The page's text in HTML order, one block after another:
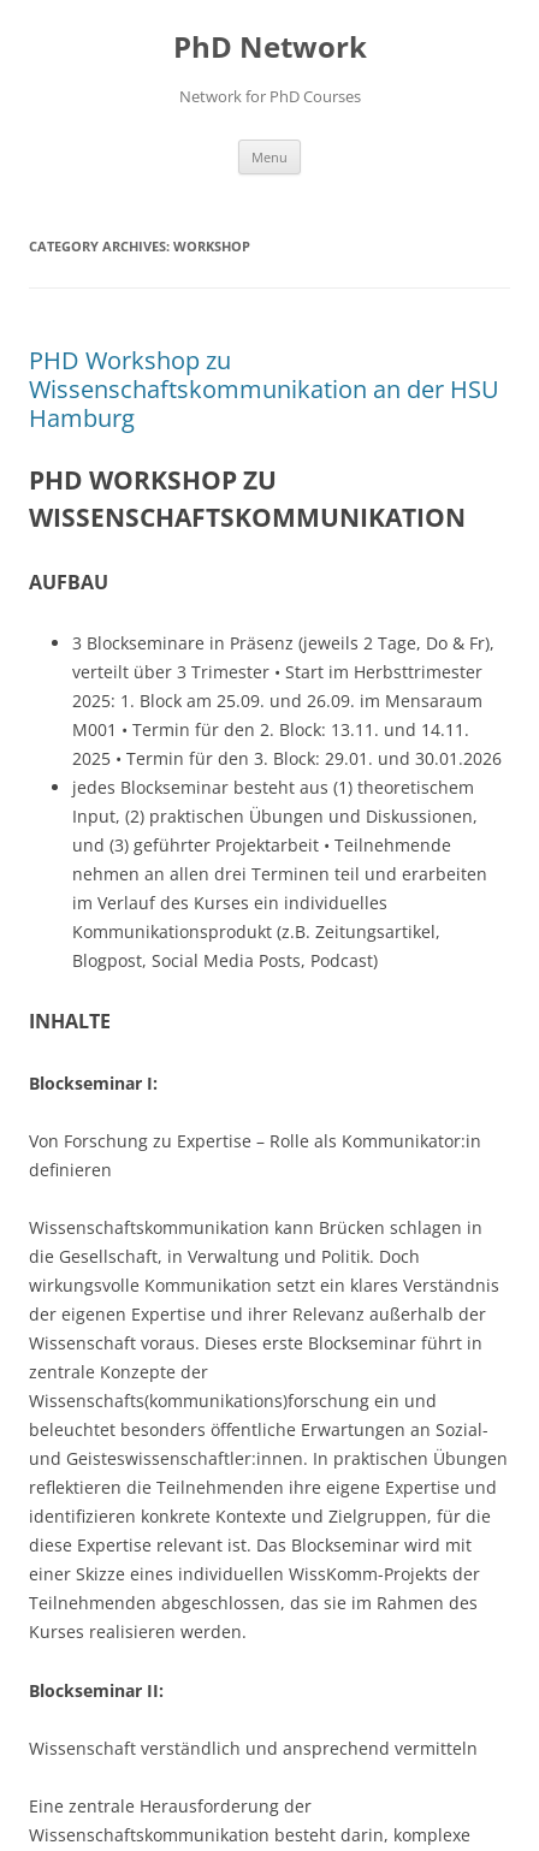
PhD Network
Network for PhD Courses
Menu
CATEGORY ARCHIVES: WORKSHOP
PHD Workshop zu
Wissenschaftskommunikation an der HSU
Hamburg
PHD WORKSHOP ZU
WISSENSCHAFTSKOMMUNIKATION
AUFBAU
3 Blockseminare in Präsenz (jeweils 2 Tage, Do & Fr),
verteilt über 3 Trimester • Start im Herbsttrimester
2025: 1. Block am 25.09. und 26.09. im Mensaraum
M001 • Termin für den 2. Block: 13.11. und 14.11.
2025 • Termin für den 3. Block: 29.01. und 30.01.2026
jedes Blockseminar besteht aus (1) theoretischem
Input, (2) praktischen Übungen und Diskussionen,
und (3) geführter Projektarbeit • Teilnehmende
nehmen an allen drei Terminen teil und erarbeiten
im Verlauf des Kurses ein individuelles
Kommunikationsprodukt (z.B. Zeitungsartikel,
Blogpost, Social Media Posts, Podcast)
INHALTE
Blockseminar I:
Von Forschung zu Expertise – Rolle als Kommunikator:in
definieren
Wissenschaftskommunikation kann Brücken schlagen in
die Gesellschaft, in Verwaltung und Politik. Doch
wirkungsvolle Kommunikation setzt ein klares Verständnis
der eigenen Expertise und ihrer Relevanz außerhalb der
Wissenschaft voraus. Dieses erste Blockseminar führt in
zentrale Konzepte der
Wissenschafts(kommunikations)forschung ein und
beleuchtet besonders öffentliche Erwartungen an Sozial-
und Geisteswissenschaftler:innen. In praktischen Übungen
reflektieren die Teilnehmenden ihre eigene Expertise und
identifizieren konkrete Kontexte und Zielgruppen, für die
diese Expertise relevant ist. Das Blockseminar wird mit
einer Skizze eines individuellen WissKomm-Projekts der
Teilnehmenden abgeschlossen, das sie im Rahmen des
Kurses realisieren werden.
Blockseminar II:
Wissenschaft verständlich und ansprechend vermitteln
Eine zentrale Herausforderung der
Wissenschaftskommunikation besteht darin, komplexe